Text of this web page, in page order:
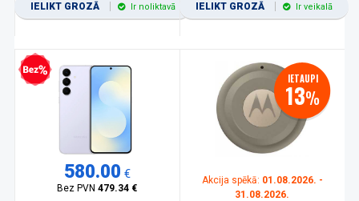
IELIKT GROZĀ Ir noliktavā IELIKT GROZĀ Ir veikalā
kredīts
580.00 €
Bez PVN479.34 €
IETAUPI
13%
Akcija spēkā: 01.08.2026. -
31.08.2026.